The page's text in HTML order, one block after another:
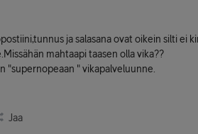
ja salasana ovat oikein silti ei
mahtaapi taasen olla vika??
"supernopeaan " vikapalveluunne.
Jaa